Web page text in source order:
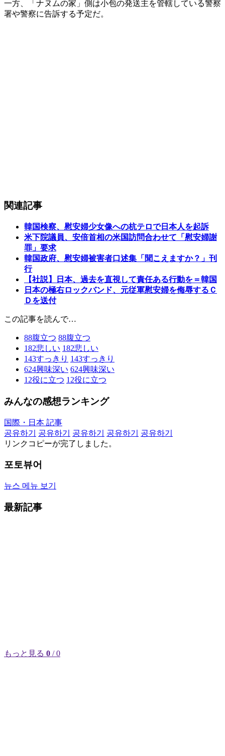
一方、「ナヌムの家」側は小包の発送主を管轄している警察
署や警察に告訴する予定だ。
関連記事
韓国検察、慰安婦少女像への杭テロで日本人を起訴
米下院議員、安倍首相の米国訪問合わせて「慰安婦謝
罪」要求
韓国政府、慰安婦被害者口述集「聞こえますか？」刊
行
【社説】日本、過去を直視して責任ある行動を＝韓国
日本の極右ロックバンド、元従軍慰安婦を侮辱するＣ
Ｄを送付
この記事を読んで…
88腹立つ 88腹立つ
182悲しい 182悲しい
143すっきり 143すっきり
624興味深い 624興味深い
12役に立つ 12役に立つ
みんなの感想ランキング
国際・日本 記事
공유하기
공유하기 공유하기 공유하기
공유하기
リンクコピーが完了しました。
포토뷰어
뉴스 메뉴 보기
最新記事
もっと見る 0 / 0